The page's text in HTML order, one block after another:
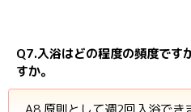
Q7.入浴はどの程度の頻度です
すか。